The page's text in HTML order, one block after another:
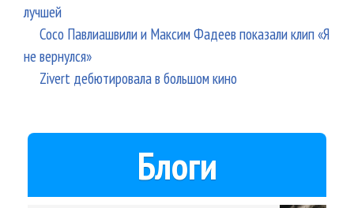
лучшей
Сосо Павлиашвили и Максим Фадеев показали клип «Я
не вернулся»
Zivert дебютировала в большом кино
Блоги